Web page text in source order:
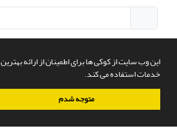
این وب سایت از کوکی ها برای اطمینان از ارائه بهترین
خدمات استفاده می کند.
متوجه شدم
سامانه مدیریت نشریات علمی.طراحی و پیاده سازی از